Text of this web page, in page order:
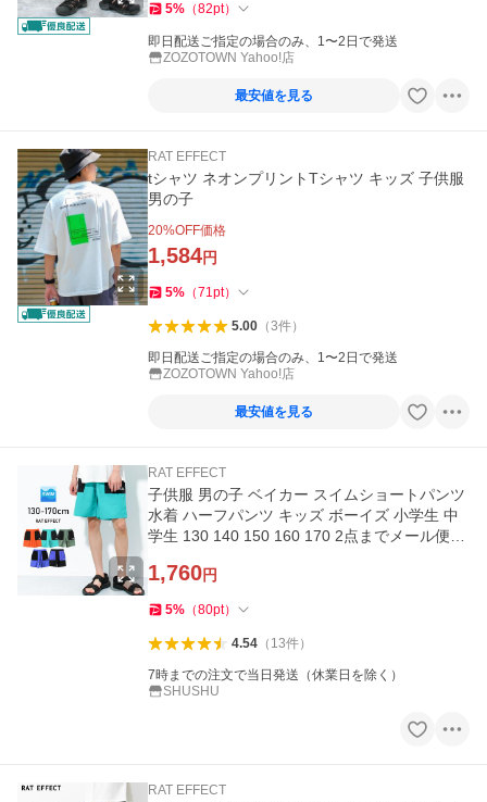
5% （82pt）
即日配送ご指定の場合のみ、1〜2日で発送
ZOZOTOWN Yahoo!店
最安値を見る
RAT EFFECT
tシャツ ネオンプリントTシャツ キッズ 子供服
男の子
20%OFF価格
1,584円
5% （71pt）
5.00（3件）
即日配送ご指定の場合のみ、1〜2日で発送
ZOZOTOWN Yahoo!店
最安値を見る
RAT EFFECT
子供服 男の子 ベイカー スイムショートパンツ
水着 ハーフパンツ キッズ ボーイズ 小学生 中
学生 130 140 150 160 170 2点までメール便対
1,760円
5% （80pt）
4.54（ 13件）
7時までの注文で当日発送（休業日を除く）
SHUSHU
RAT EFFECT